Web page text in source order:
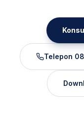
Telepon